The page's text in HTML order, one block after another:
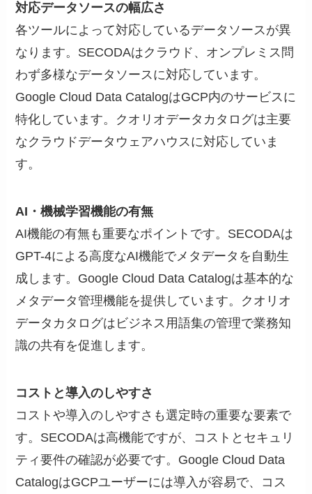
対応データソースの幅広さ
各ツールによって対応しているデータソースが異
なります。SECODAはクラウド、オンプレミス問
わず多様なデータソースに対応しています。
Google Cloud Data CatalogはGCP内のサービスに
特化しています。クオリオデータカタログは主要
なクラウドデータウェアハウスに対応していま
す。
AI・機械学習機能の有無
AI機能の有無も重要なポイントです。SECODAは
GPT-4による高度なAI機能でメタデータを自動生
成します。Google Cloud Data Catalogは基本的な
メタデータ管理機能を提供しています。クオリオ
データカタログはビジネス用語集の管理で業務知
識の共有を促進します。
コストと導入のしやすさ
コストや導入のしやすさも選定時の重要な要素で
す。SECODAは高機能ですが、コストとセキュリ
ティ要件の確認が必要です。Google Cloud Data
CatalogはGCPユーザーには導入が容易で、コス